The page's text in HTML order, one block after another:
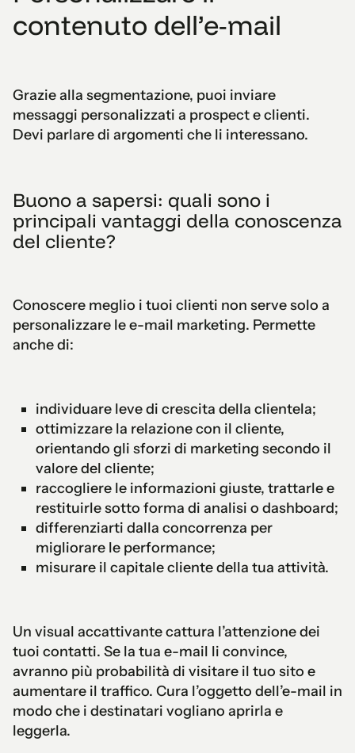
contenuto dell’e-mail
Grazie alla segmentazione, puoi inviare
messaggi personalizzati a prospect e clienti.
Devi parlare di argomenti che li interessano.
Buono a sapersi: quali sono i
principali vantaggi della conoscenza
del cliente?
Conoscere meglio i tuoi clienti non serve solo a
personalizzare le e-mail marketing. Permette
anche di:
individuare leve di crescita della clientela;
ottimizzare la relazione con il cliente,
orientando gli sforzi di marketing secondo il
valore del cliente;
raccogliere le informazioni giuste, trattarle e
restituirle sotto forma di analisi o dashboard;
differenziarti dalla concorrenza per
migliorare le performance;
misurare il capitale cliente della tua attività.
Un visual accattivante cattura l’attenzione dei
tuoi contatti. Se la tua e-mail li convince,
avranno più probabilità di visitare il tuo sito e
aumentare il traffico. Cura l’oggetto dell’e-mail in
modo che i destinatari vogliano aprirla e
leggerla.